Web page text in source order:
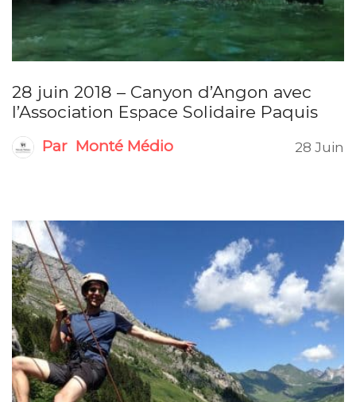
28 juin 2018 – Canyon d’Angon avec
l’Association Espace Solidaire Paquis
Par Monté Médio 28 Juin